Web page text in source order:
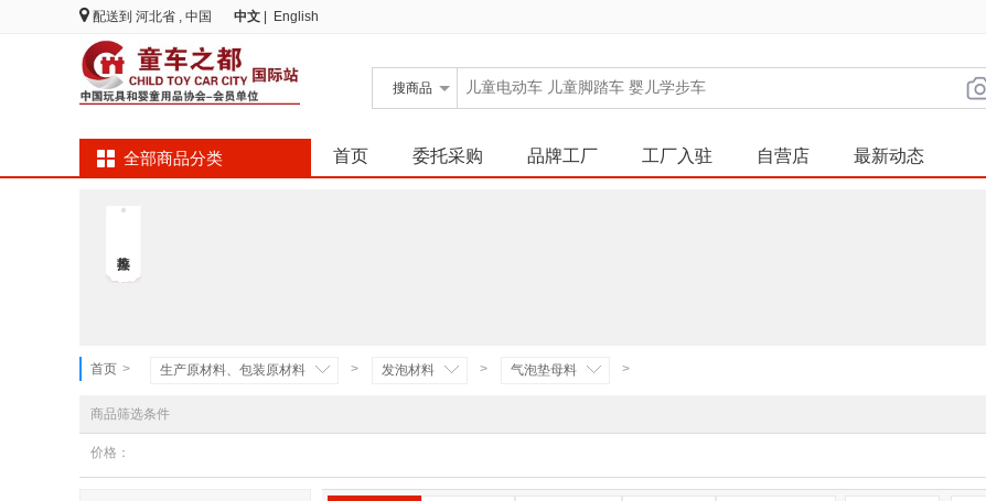
配送到 河北省 , 中国 中文 English
搜商品
全部商品分类 首页 委托采购 品牌工厂 工厂入驻 自营店 最新动态
首页 > 生产原材料、包装原材料 > 发泡材料 > 气泡垫母料 >
商品筛选条件
价格：